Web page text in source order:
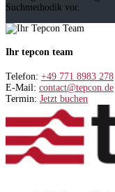
Suchmethodik vor.
Ihr tepcon team
Telefon: +49 771 8983 278
E-Mail: contact@tepcon.de
Termin: Jetzt buchen